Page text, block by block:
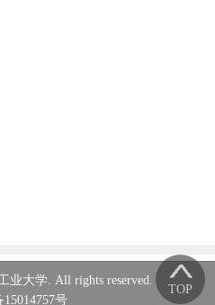
TOP
业大学. All rights reserved.
15014757号